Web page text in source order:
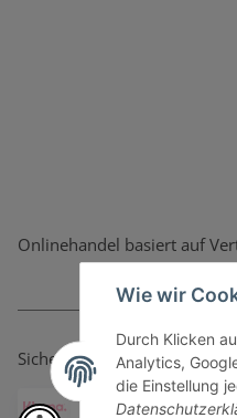
Wie wir
Durch Klicken
Analytics,
die Einstellung
Onlinehandel basiert auf
Sicher bezahlen via: